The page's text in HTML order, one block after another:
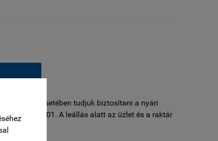
esetében tudjuk biztosítani a nyári
01. A leállás alatt az üzlet és a raktár